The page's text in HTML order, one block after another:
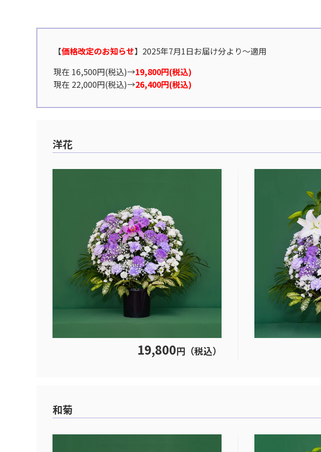
【価格改定のお知らせ】2025年7月1日お届け分より〜適用
現在 16,500円(税込)→19,800円(税込)
現在 22,000円(税込)→26,400円(税込)
洋花
19,800円（税込）
和菊